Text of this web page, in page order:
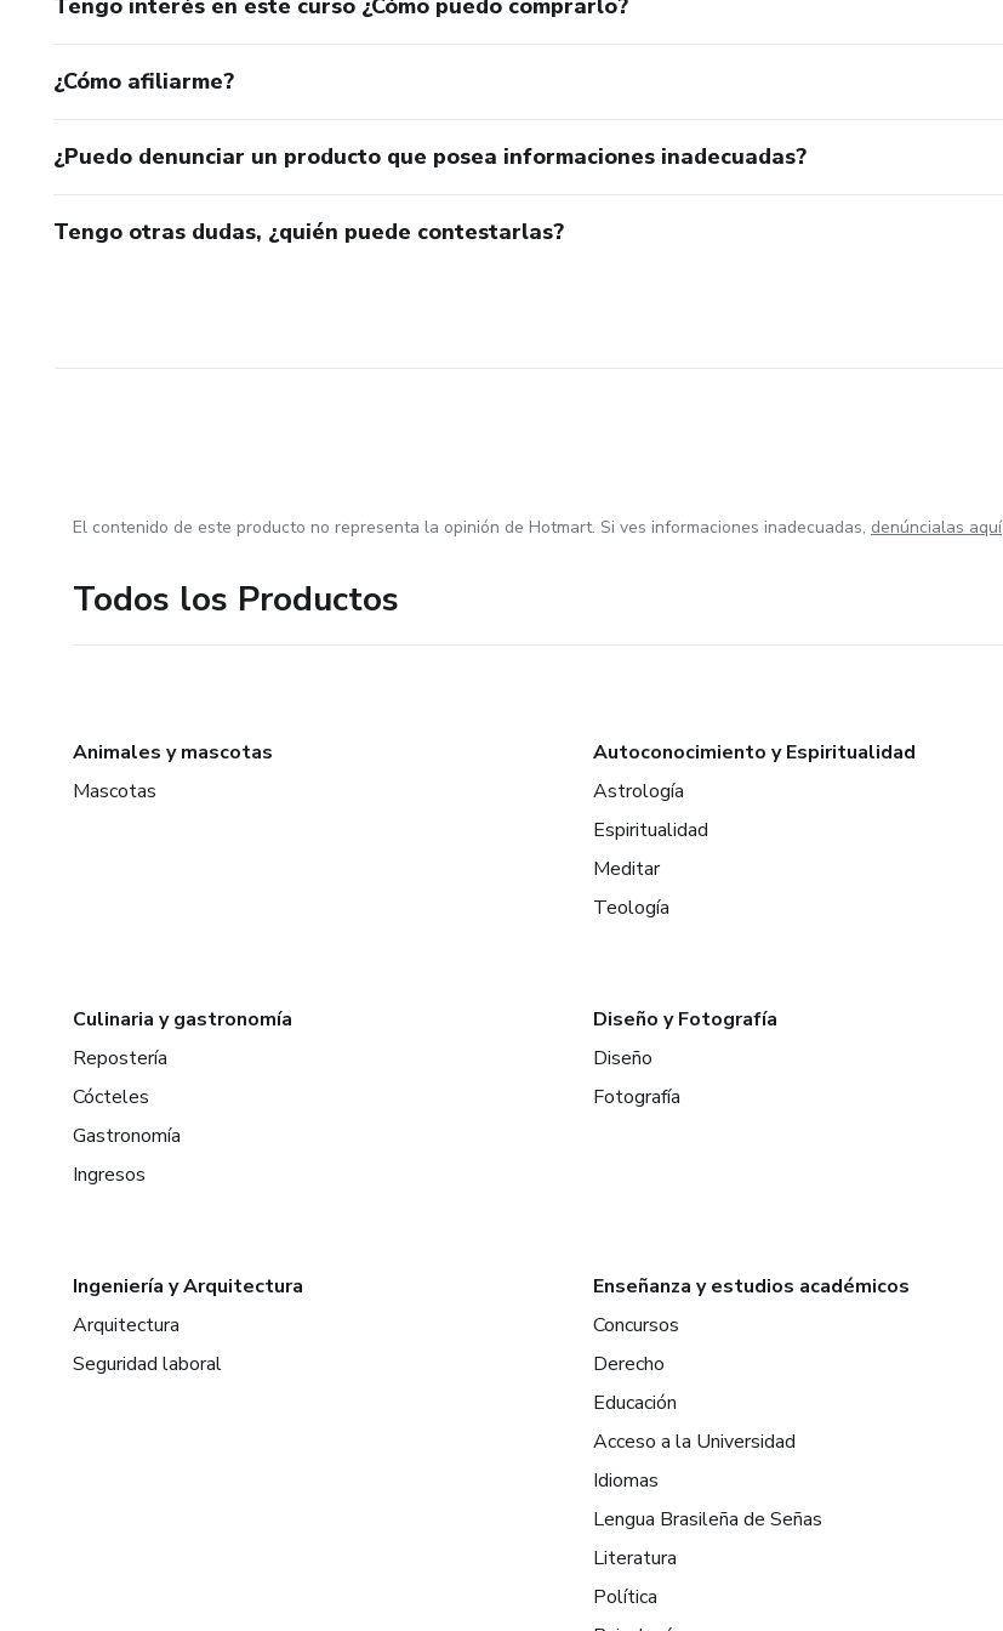
• Acompañamiento directo durante todo el proceso
Pasás de: “Espero que este mes vaya bien…”
Con claridad.
Si estás acá, ya tomaste la decisión.
¿Cómo afiliarme?
¿Puedo denunciar un producto que posea informaciones inadecuadas?
Tengo otras dudas, ¿quién puede contestarlas?
El contenido de este producto no representa la opinión de Hotmart. Si ves informaciones inadecuadas, denúncialas aquí
Todos los Productos
Animales y mascotas
Mascotas
Autoconocimiento y Espiritualidad
Astrología
Espiritualidad
Meditar
Teología
Culinaria y gastronomía
Repostería
Cócteles
Gastronomía
Ingresos
Diseño y Fotografía
Diseño
Fotografía
Ingeniería y Arquitectura
Arquitectura
Seguridad laboral
Enseñanza y estudios académicos
Concursos
Derecho
Educación
Acceso a la Universidad
Idiomas
Lengua Brasileña de Señas
Literatura
Política